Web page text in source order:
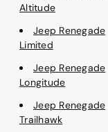
Altitude
Jeep Renegade
Limited
Jeep Renegade
Longitude
Jeep Renegade
Trailhawk